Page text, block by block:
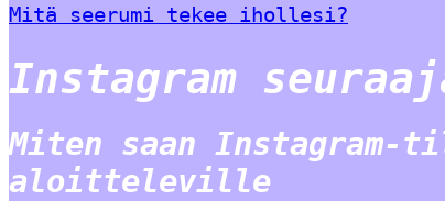
Mitä seerumi tekee ihollesi?
Instagram
Miten saan
aloitteleville